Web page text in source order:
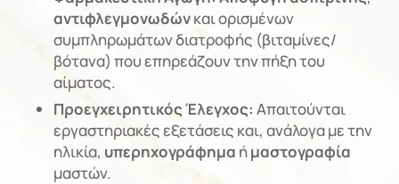
αντιφλεγμονωδώνκαι ορισμένων
συμπληρωμάτων διατροφής (βιταμίνες/
βότανα) που επηρεάζουν την πήξη του
αίματος.
Προεγχειρητικός Έλεγχος: Απαιτούνται
εργαστηριακές εξετάσεις και, ανάλογα με την
ηλικία, υπερηχογράφημα ήμαστογραφία
μαστών.